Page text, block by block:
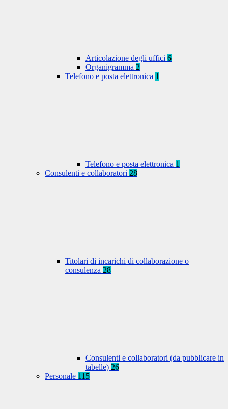
Articolazione degli uffici 6
Organigramma 2
Telefono e posta elettronica 1
Telefono e posta elettronica 1
Consulenti e collaboratori 28
Titolari di incarichi di collaborazione o
consulenza 28
Consulenti e collaboratori (da pubblicare in
tabelle) 26
Personale 115